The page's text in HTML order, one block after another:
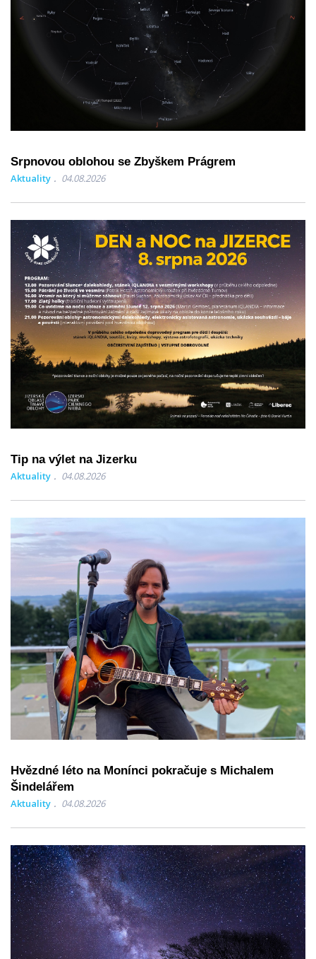
Srpnovou oblohou se Zbyškem Prágrem
Aktuality 04.08.2026
Tip na výlet na Jizerku
Aktuality 04.08.2026
Hvězdné léto na Monínci pokračuje s Michalem
Šindelářem
Aktuality 04.08.2026